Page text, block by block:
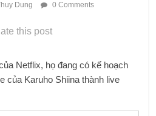
Dung 0 Comments
this post
Netflix, họ đang có kế hoạch
của Karuho Shiina thành live